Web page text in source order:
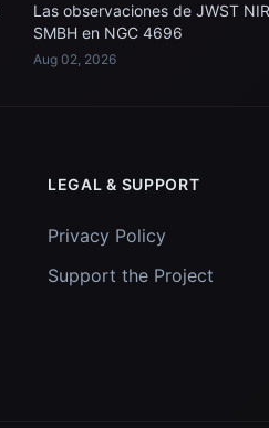
Las observaciones de JWST
SMBH en NGC 4696
Aug 02, 2026
LEGAL & SUPPORT
Privacy Policy
Support the Project